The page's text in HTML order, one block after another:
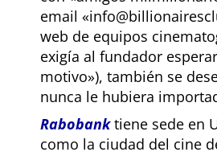
email
web de equipos
exigía al fundador
motivo ), también se
nunca le hubiera
Rabobanktiene sede en
como la ciudad del cine